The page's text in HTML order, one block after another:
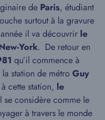
de Paris, étudiant
surtout à la gravure
il va découvrir le
York. De retour en
qu’il commence à
la station de métro Guy
cette station, le
se considère comme le
à travers le monde